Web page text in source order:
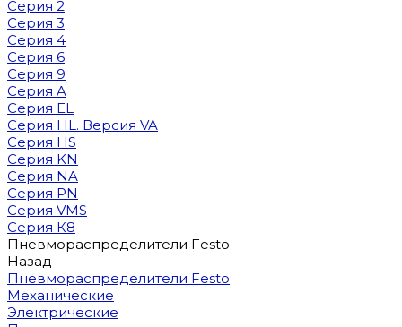
Серия 2
Серия 3
Серия 4
Серия 6
Серия 9
Серия A
Серия EL
Серия HL. Версия VA
Серия HS
Серия KN
Серия NA
Серия PN
Серия VMS
Серия К8
Пневмораспределители Festo
Назад
Пневмораспределители Festo
Механические
Электрические